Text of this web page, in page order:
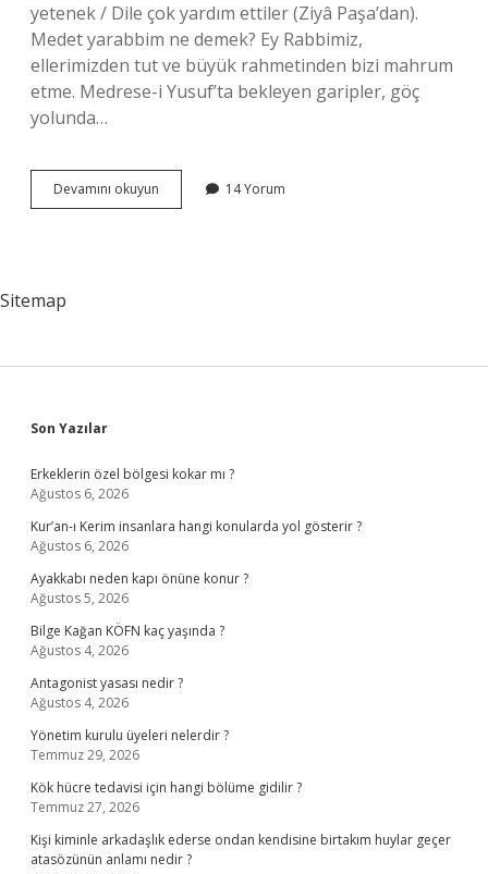
yetenek / Dile çok yardım ettiler (Ziyâ Paşa’dan).
Medet yarabbim ne demek? Ey Rabbimiz,
ellerimizden tut ve büyük rahmetinden bizi mahrum
etme. Medrese-i Yusuf’ta bekleyen garipler, göç
yolunda…
Devamını okuyun
Medet
14 Yorum
Sitemap
Sidebar
Son Yazılar
Erkeklerin özel bölgesi kokar mı ?
Ağustos 6, 2026
Kur’an-ı Kerim insanlara hangi konularda yol gösterir ?
Ağustos 6, 2026
Ayakkabı neden kapı önüne konur ?
Ağustos 5, 2026
Bilge Kağan KÖFN kaç yaşında ?
Ağustos 4, 2026
Antagonist yasası nedir ?
Ağustos 4, 2026
Yönetim kurulu üyeleri nelerdir ?
Temmuz 29, 2026
Kök hücre tedavisi için hangi bölüme gidilir ?
Temmuz 27, 2026
Kişi kiminle arkadaşlık ederse ondan kendisine birtakım huylar geçer
atasözünün anlamı nedir ?